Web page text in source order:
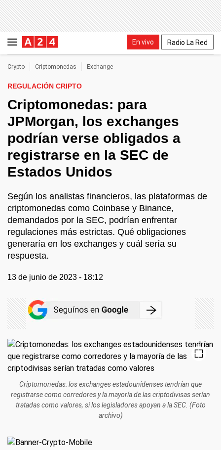
En vivo Radio La Red
Crypto Criptomonedas Exchange
REGULACIÓN CRIPTO
Criptomonedas: para
JPMorgan, los exchanges
podrían verse obligados a
registrarse en la SEC de
Estados Unidos
Según los analistas financieros, las plataformas de
criptomonedas como Coinbase y Binance,
demandados por la SEC, podrían enfrentar
regulaciones más estrictas. Qué obligaciones
generaría en los exchanges y cuál sería su
respuesta.
13 de junio de 2023 - 18:12
Criptomonedas: los exchanges estadounidenses tendrían que
registrarse como corredores y la mayoría de las criptodivisas serían
tratadas como valores, si los legisladores apoyan a la SEC. (Foto
archivo)